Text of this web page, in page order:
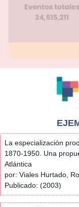
La especialización
1870-1950. Una
Atlántica
por: Viales Hurtado,
Publicado: (2003)